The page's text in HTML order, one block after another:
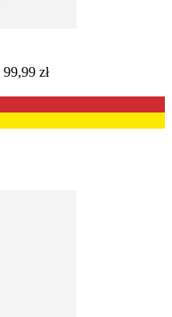
99,99 zł